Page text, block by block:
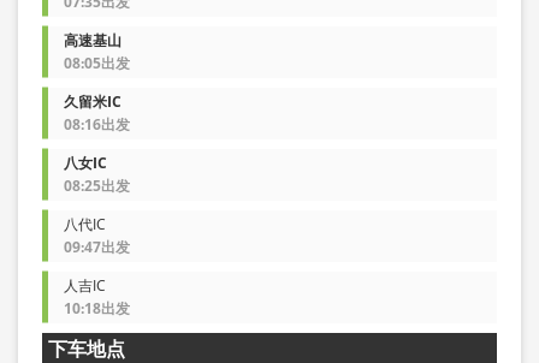
高速基山
08:05出发
久留米IC
08:16出发
八女IC
08:25出发
八代IC
09:47出发
人吉IC
10:18出发
下车地点